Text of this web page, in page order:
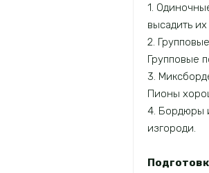
1.
высадить
2.
Групповые
3.
Пионы
4. Бордюры
изгороди.